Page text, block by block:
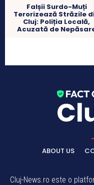
Falșii Surdo-Muți
Terorizează Străzile
Cluj: Poliția Locală,
Acuzată de
ABOUT US
Cluj-News.ro este o